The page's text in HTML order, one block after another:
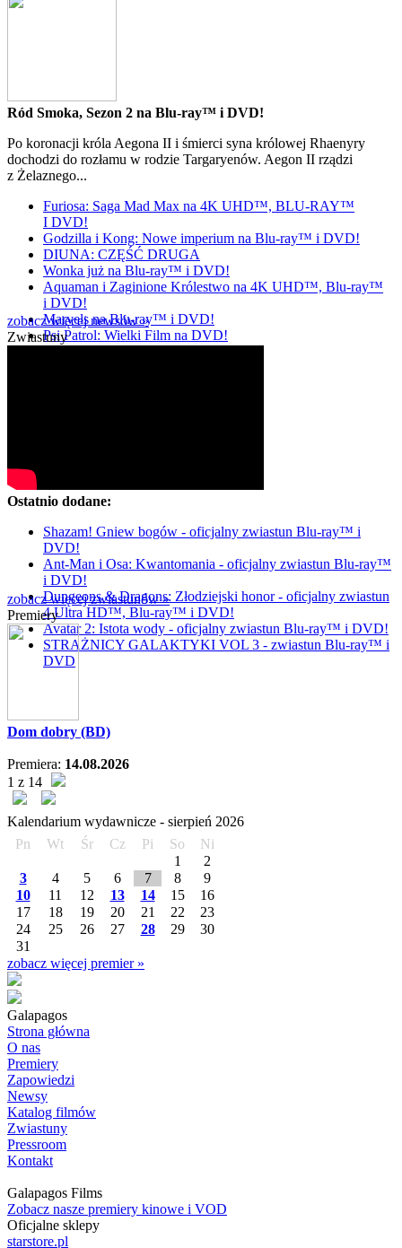
Ród Smoka, Sezon 2 na Blu-ray™ i DVD!
Po koronacji króla Aegona II i śmierci syna królowej Rhaenyry
dochodzi do rozłamu w rodzie Targaryenów. Aegon II rządzi
z Żelaznego...
Furiosa: Saga Mad Max na 4K UHD™, BLU-RAY™
I DVD!
Godzilla i Kong: Nowe imperium na Blu-ray™ i DVD!
DIUNA: CZĘŚĆ DRUGA
Wonka już na Blu-ray™ i DVD!
Aquaman i Zaginione Królestwo na 4K UHD™, Blu-ray™
i DVD!
Marvels na Blu-ray™ i DVD!
Psi Patrol: Wielki Film na DVD!
zobacz więcej newsów »
Zwiastuny
Ostatnio dodane:
Shazam! Gniew bogów - oficjalny zwiastun Blu-ray™ i
DVD!
Ant-Man i Osa: Kwantomania - oficjalny zwiastun Blu-ray™
i DVD!
Dungeons & Dragons: Złodziejski honor - oficjalny zwiastun
4 Ultra HD™, Blu-ray™ i DVD!
Avatar 2: Istota wody - oficjalny zwiastun Blu-ray™ i DVD!
STRAŻNICY GALAKTYKI VOL 3 - zwiastun Blu-ray™ i
DVD
zobacz więcej zwiastunów »
Premiery
Dom dobry (BD)
Premiera: 14.08.2026
1 z 14
Kalendarium wydawnicze - sierpień 2026
Pn
Wt Śr Cz Pi So
Ni
1
2
3
4 5 6 7 8
9
10
11 12 13 14 15
16
17
18 19 20 21 22
23
24
25 26 27 28 29
30
31
zobacz więcej premier »
Galapagos
Strona główna
O nas
Premiery
Zapowiedzi
Newsy
Katalog filmów
Zwiastuny
Pressroom
Kontakt
Galapagos Films
Zobacz nasze premiery kinowe i VOD
Oficjalne sklepy
starstore.pl